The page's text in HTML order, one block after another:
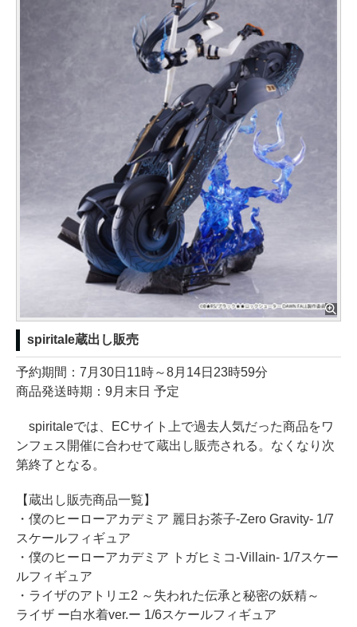
spiritale蔵出し販売
予約期間：7月30日11時～8月14日23時59分
商品発送時期：9月末日 予定
spiritaleでは、ECサイト上で過去人気だった商品をワ
ンフェス開催に合わせて蔵出し販売される。なくなり次
第終了となる。
【蔵出し販売商品一覧】
・僕のヒーローアカデミア 麗日お茶子-Zero Gravity- 1/7
スケールフィギュア
・僕のヒーローアカデミア トガヒミコ-Villain- 1/7スケー
ルフィギュア
・ライザのアトリエ2 ～失われた伝承と秘密の妖精～
ライザ ー白水着ver.ー 1/6スケールフィギュア